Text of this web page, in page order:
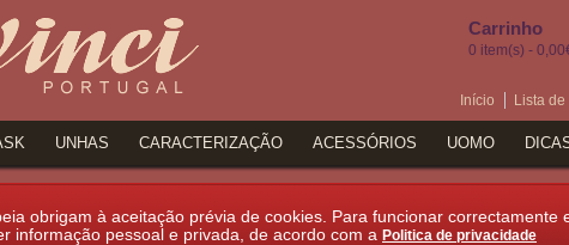
Carrinho
0 item(s) -
Início Lista
UNHAS CARACTERIZAÇÃO ACESSÓRIOS UOMO
obrigam à aceitação prévia de cookies. Para funcionar correctamente
informação pessoal e privada, de acordo com a Politica de privacidade